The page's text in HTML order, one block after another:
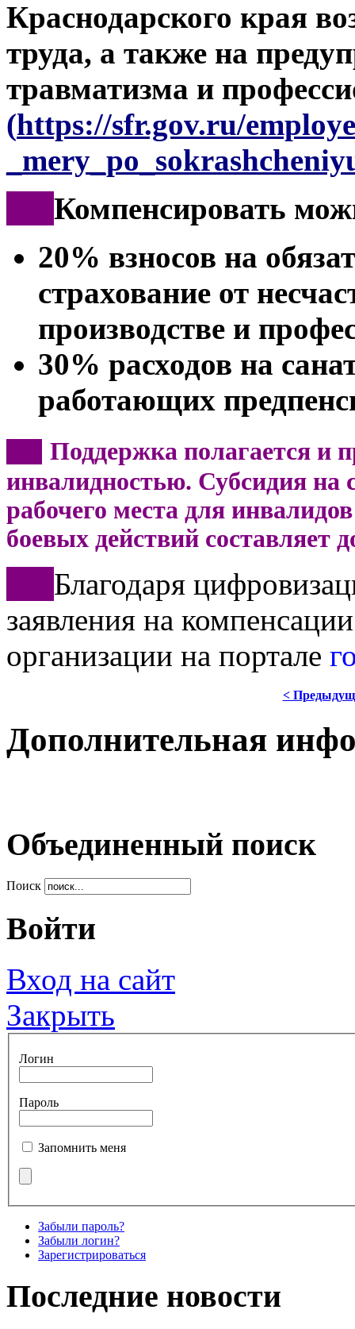
Краснодарского края
труда, а также на
травматизма и
(https://sfr.gov.ru/
Компенсировать
20% взносов на
страхование от
производстве и
30% расходов на
работающих
Поддержка полагается и
инвалидностью. Субсидия на
рабочего места для
боевых действий составляет
Благодаря
заявления на
организации на портале
<
Дополнительная
Объединенный поиск
Поиск
Войти
Вход на сайт
Закрыть
Логин
Пароль
Запомнить меня
Забыли пароль?
Забыли логин?
Зарегистрироваться
Последние новости